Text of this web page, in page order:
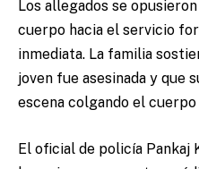
Los allegados se
cuerpo hacia el servicio
inmediata. La familia
joven fue asesinada y que
escena colgando el
El oficial de policía Pankaj